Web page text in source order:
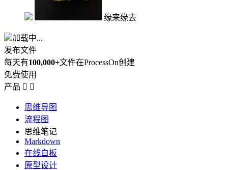
缘来缘去
加载中...
发布文件
每天有100,000+文件在ProcessOn创建
免费使用
产品  
思维导图
流程图
思维笔记
Markdown
在线白板
原型设计